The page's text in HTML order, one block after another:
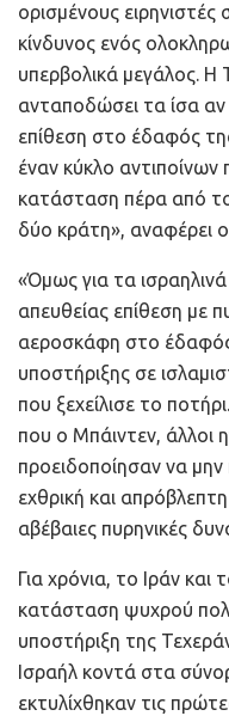
ορισμένους
κίνδυνος ενός
υπερβολικά μεγάλος. Η
ανταποδώσει τα ίσα
επίθεση στο έδαφός
έναν κύκλο
κατάσταση πέρα από
δύο κράτη», αναφέρει
«Όμως για τα
απευθείας επίθεση με
αεροσκάφη στο έδαφός
υποστήριξης σε
που ξεχείλισε το
που ο Μπάιντεν, άλλοι
προειδοποίησαν να
εχθρική και
αβέβαιες πυρηνικές
Για χρόνια, το Ιράν και
κατάσταση ψυχρού
υποστήριξη της
Ισραήλ κοντά στα
εκτυλίχθηκαν τις